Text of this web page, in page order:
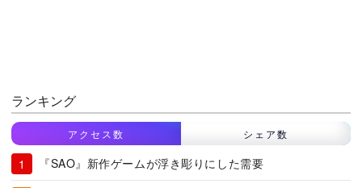
ランキング
アクセス数 シェア数
『SAO』新作ゲームが浮き彫りにした需要